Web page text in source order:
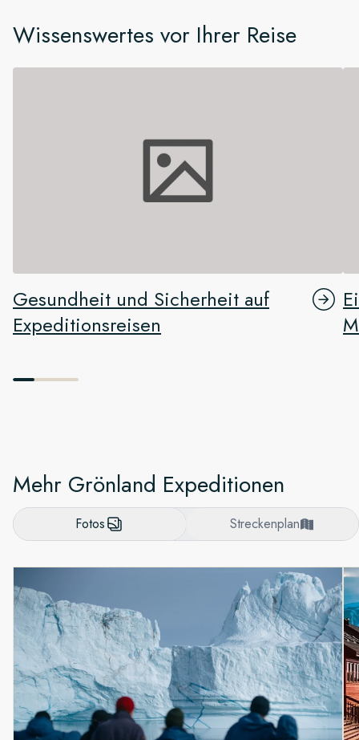
Wissenswertes vor Ihrer Reise
Gesundheit und Sicherheit auf
Expeditionsreisen
Mehr Grönland Expeditionen
Fotos Streckenplan